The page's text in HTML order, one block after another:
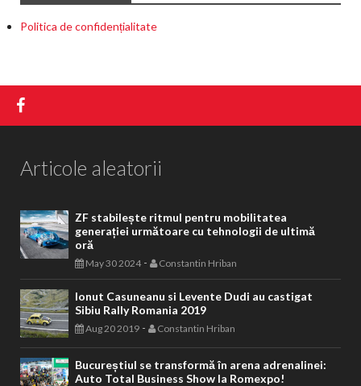
Politica de confidențialitate
Articole aleatorii
ZF stabilește ritmul pentru mobilitatea
generației următoare cu tehnologii de ultimă
oră
May 30 2024- Constantin Hriban
Ionut Casuneanu si Levente Dudi au castigat
Sibiu Rally Romania 2019
Aug 20 2019 - Constantin Hriban
Bucureștiul se transformă în arena adrenalinei:
Auto Total Business Show la Romexpo!